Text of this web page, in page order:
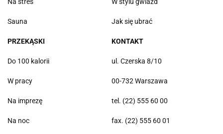
Sauna Jak się ubrać
PRZEKĄSKI
Do 100 kalorii
W pracy
Na imprezę
Na noc
KONTAKT
ul. Czerska 8/10
00-732 Warszawa
tel. (22) 555 60 00
fax. (22) 555 60 01